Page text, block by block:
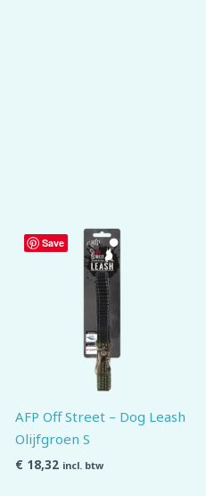
Save
AFP Off Street – Dog Leash
Olijfgroen S
€ 18,32 incl. btw